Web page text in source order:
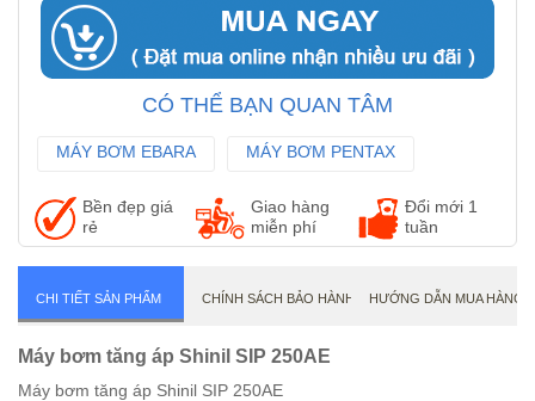
CÓ THỂ BẠN QUAN TÂM
MÁY BƠM EBARA
MÁY BƠM PENTAX
Bền đẹp giá
rẻ
Giao hàng
miễn phí
Đổi mới 1
tuần
CHI TIẾT SẢN PHẨM CHÍNH SÁCH BẢO HÀNH HƯỚNG DẪN MUA HÀNG
Máy bơm tăng áp Shinil SIP 250AE
Máy bơm tăng áp Shinil SIP 250AE